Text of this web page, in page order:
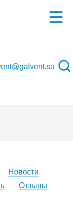
Новости
Отзывы